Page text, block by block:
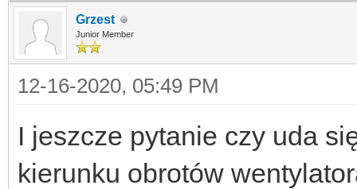
Grzest
Junior Member
12-16-2020, 05:49 PM
I jeszcze pytanie czy uda
kierunku obrotów